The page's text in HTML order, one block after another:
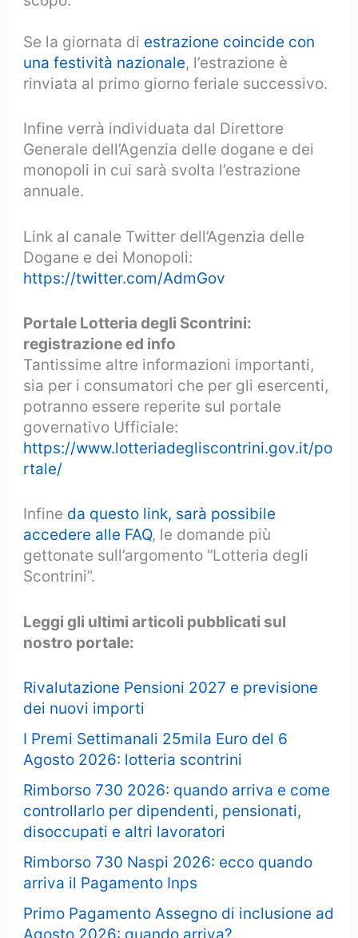
Se la giornata di estrazione coincide con
una festività nazionale, l’estrazione è
rinviata al primo giorno feriale successivo.
Infine verrà individuata dal Direttore
Generale dell’Agenzia delle dogane e dei
monopoli in cui sarà svolta l’estrazione
annuale.
Link al canale Twitter dell’Agenzia delle
Dogane e dei Monopoli:
https://twitter.com/AdmGov
Portale Lotteria degli Scontrini:
registrazione ed info
Tantissime altre informazioni importanti,
sia per i consumatori che per gli esercenti,
potranno essere reperite sul portale
governativo Ufficiale:
https://www.lotteriadegliscontrini.gov.it/po
rtale/
Infine da questo link, sarà possibile
accedere alle FAQ, le domande più
gettonate sull’argomento “Lotteria degli
Scontrini”.
Leggi gli ultimi articoli pubblicati sul
nostro portale:
Rivalutazione Pensioni 2027 e previsione
dei nuovi importi
I Premi Settimanali 25mila Euro del 6
Agosto 2026: lotteria scontrini
Rimborso 730 2026: quando arriva e come
controllarlo per dipendenti, pensionati,
disoccupati e altri lavoratori
Rimborso 730 Naspi 2026: ecco quando
arriva il Pagamento Inps
Primo Pagamento Assegno di inclusione ad